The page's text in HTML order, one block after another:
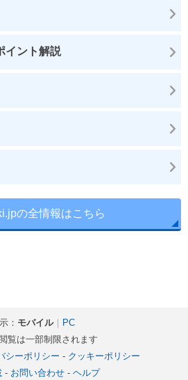
イント解説
の全情報はこちら
： モバイル｜
PC
覧は一部制限されます
シーポリシー - クッキーポリシー
- お問い合わせ- ヘルプ